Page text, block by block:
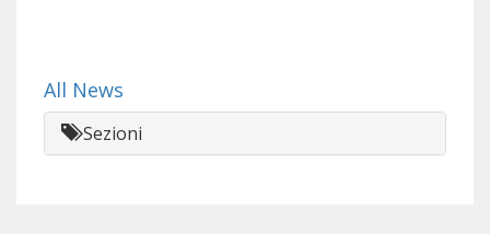
All News
Sezioni